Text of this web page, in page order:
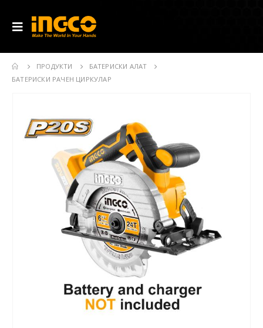
ПРОДУКТИ
БАТЕРИСКИ АЛАТ
БАТЕРИСКИ РАЧЕН ЦИРКУЛАР